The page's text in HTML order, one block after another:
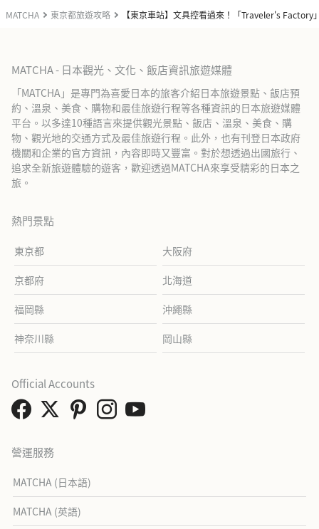
MATCHA 東京都旅遊攻略 【東京車站】文具控看過來！「Traveler's Factory
MATCHA - 日本觀光、文化、飯店資訊旅遊媒體
「MATCHA」是專門為喜愛日本的旅客介紹日本旅遊景點、飯店預
約、溫泉、美食、購物和最佳旅遊行程等各種資訊的日本旅遊媒體
平台。以多達10種語言來提供觀光景點、飯店、溫泉、美食、購
物、觀光地的交通方式及最佳旅遊行程。此外，也有刊登日本政府
機關和企業的官方資訊，內容即時又豐富。對於想透過出國旅行、
追求全新旅遊體驗的遊客，歡迎透過MATCHA來享受精彩的日本之
旅。
熱門景點
東京都 大阪府
京都府 北海道
福岡縣 沖繩縣
神奈川縣 岡山縣
營運服務
MATCHA (日本語)
MATCHA (英語)
Official Accounts